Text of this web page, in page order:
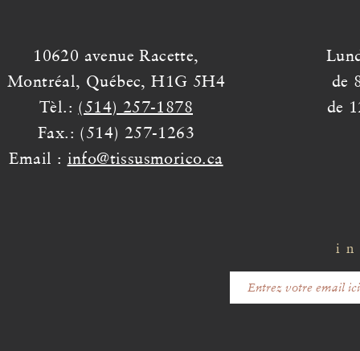
10620 avenue Racette,
Montréal, Québec, H1G 5H4
Tèl.: (514) 257-1878
Fax.: (514) 257-1263
Email : info@tissusmorico.ca
de
de